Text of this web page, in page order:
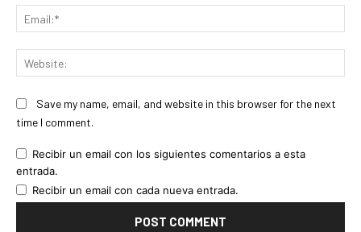
Save my name, email, and website in this browser for the next
time I comment.
Recibir un email con los siguientes comentarios a esta
entrada.
Recibir un email con cada nueva entrada.